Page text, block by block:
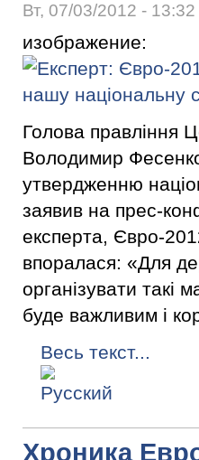
Вт, 07/03/2012 - 13:32
изображение:
Голова правління
Володимир
утвердженню
заявив на прес-
експерта, Євро-
впоралася: «Для
організувати такі
буде важливим і
Весь текст...
Хроника